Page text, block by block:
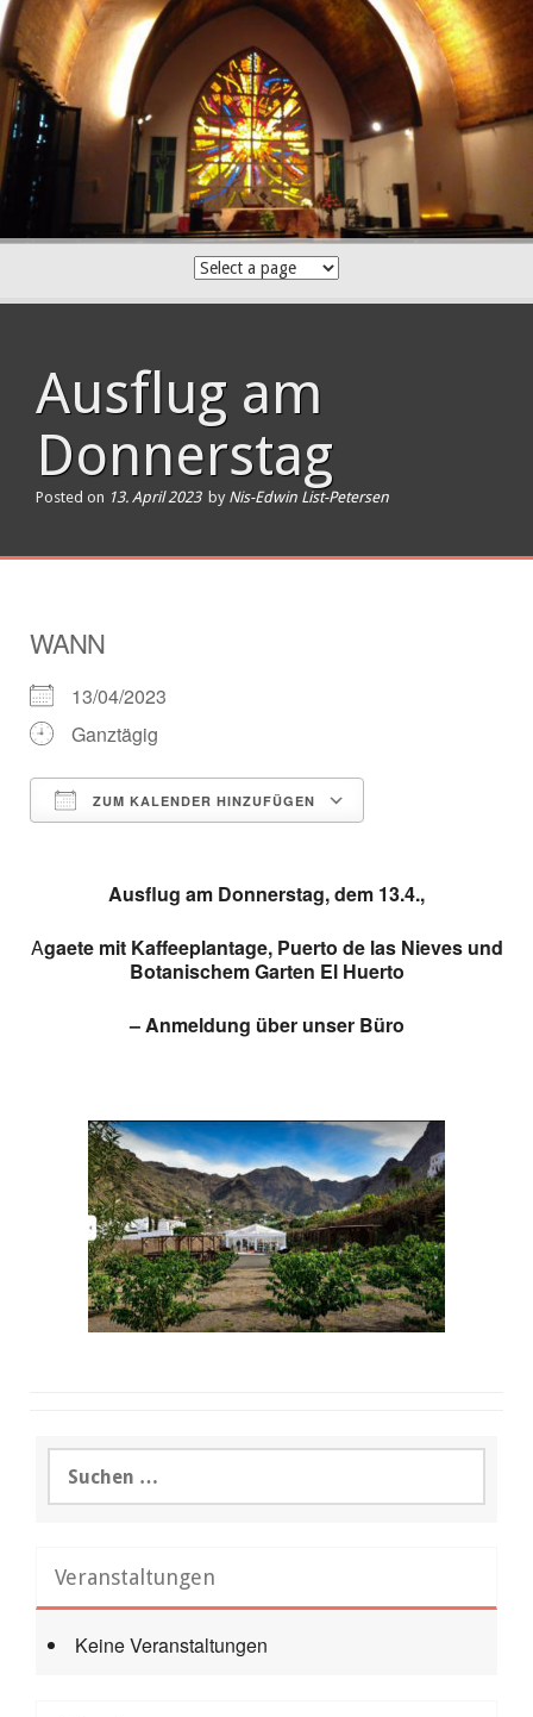
Skip
to
content
Ausflug am
Donnerstag
Posted on 13. April 2023 by Nis-Edwin List-Petersen
WANN
13/04/2023
Ganztägig
ZUM KALENDER HINZUFÜGEN
Ausflug am Donnerstag, dem 13.4.,
Agaete mit Kaffeeplantage, Puerto de las Nieves und
Botanischem Garten El Huerto
– Anmeldung über unser Büro
nach:
Veranstaltungen
Keine Veranstaltungen